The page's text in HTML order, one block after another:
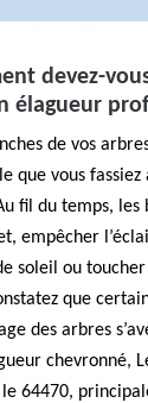
devez-
élagueur
de vos
que vous
fil du temps, les
empêcher
soleil ou
que
des arbres
chevronné,
64470,